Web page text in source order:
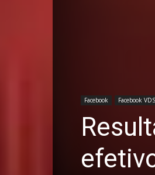
Facebook Facebook VDS